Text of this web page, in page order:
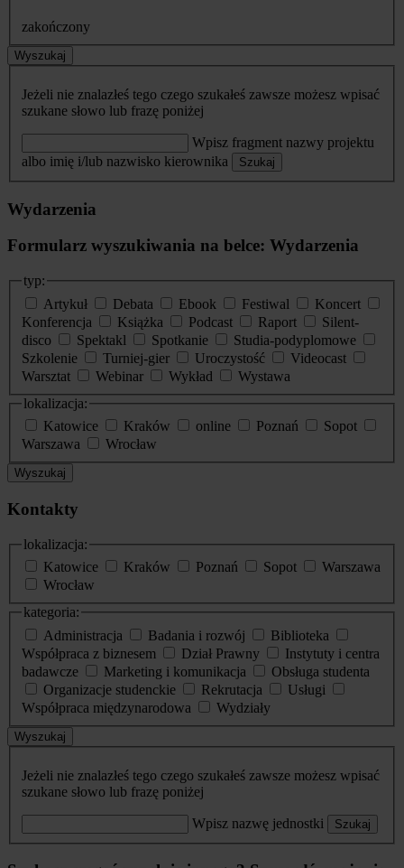
zakończony
Wyszukaj
Jeżeli nie znalazłeś tego czego szukałeś zawsze możesz wpisać
szukane słowo lub frazę poniżej
Wpisz fragment nazwy projektu
albo imię i/lub nazwisko kierownika
Szukaj
Wydarzenia
Formularz wyszukiwania na belce: Wydarzenia
typ:
Artykuł
Debata Ebook Festiwal
Koncert
Konferencja
Książka Podcast Raport
Silent-
disco
Spektakl Spotkanie
Studia-podyplomowe
Szkolenie
Turniej-gier Uroczystość
Videocast
Warsztat
Webinar Wykład
Wystawa
lokalizacja:
Katowice
Kraków online Poznań
Sopot
Warszawa
Wrocław
Wyszukaj
Kontakty
lokalizacja:
Katowice
Kraków Poznań Sopot
Warszawa
Wrocław
kategoria:
Administracja
Badania i rozwój
Biblioteka
Współpraca z biznesem
Dział Prawny
Instytuty i centra
badawcze
Marketing i komunikacja
Obsługa studenta
Organizacje studenckie
Rekrutacja
Usługi
Współpraca międzynarodowa
Wydziały
Wyszukaj
Jeżeli nie znalazłeś tego czego szukałeś zawsze możesz wpisać
szukane słowo lub frazę poniżej
Wpisz nazwę jednostki Szukaj